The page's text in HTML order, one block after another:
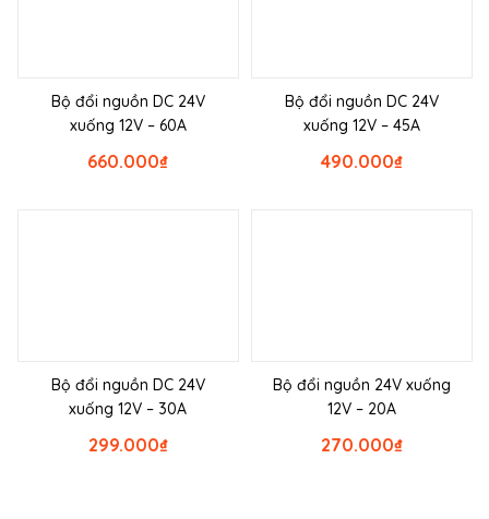
Bộ đổi nguồn DC 24V
xuống 12V – 60A
₫
660.000
Bộ đổi nguồn DC 24V
xuống 12V – 45A
₫
490.000
Bộ đổi nguồn DC 24V
xuống 12V – 30A
₫
299.000
Bộ đổi nguồn 24V xuống
12V – 20A
₫
270.000